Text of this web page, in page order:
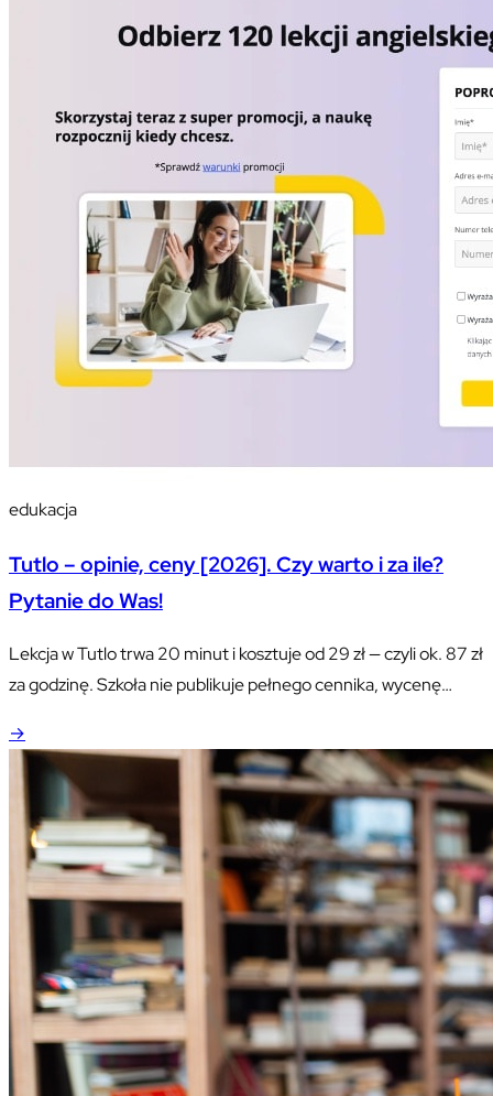
edukacja
Tutlo – opinie, ceny [2026]. Czy warto i za ile?
Pytanie do Was!
Lekcja w Tutlo trwa 20 minut i kosztuje od 29 zł — czyli ok. 87 zł
za godzinę. Szkoła nie publikuje pełnego cennika, wycenę
ręki" faktycznie działa, a komu się nie opłaci.
→